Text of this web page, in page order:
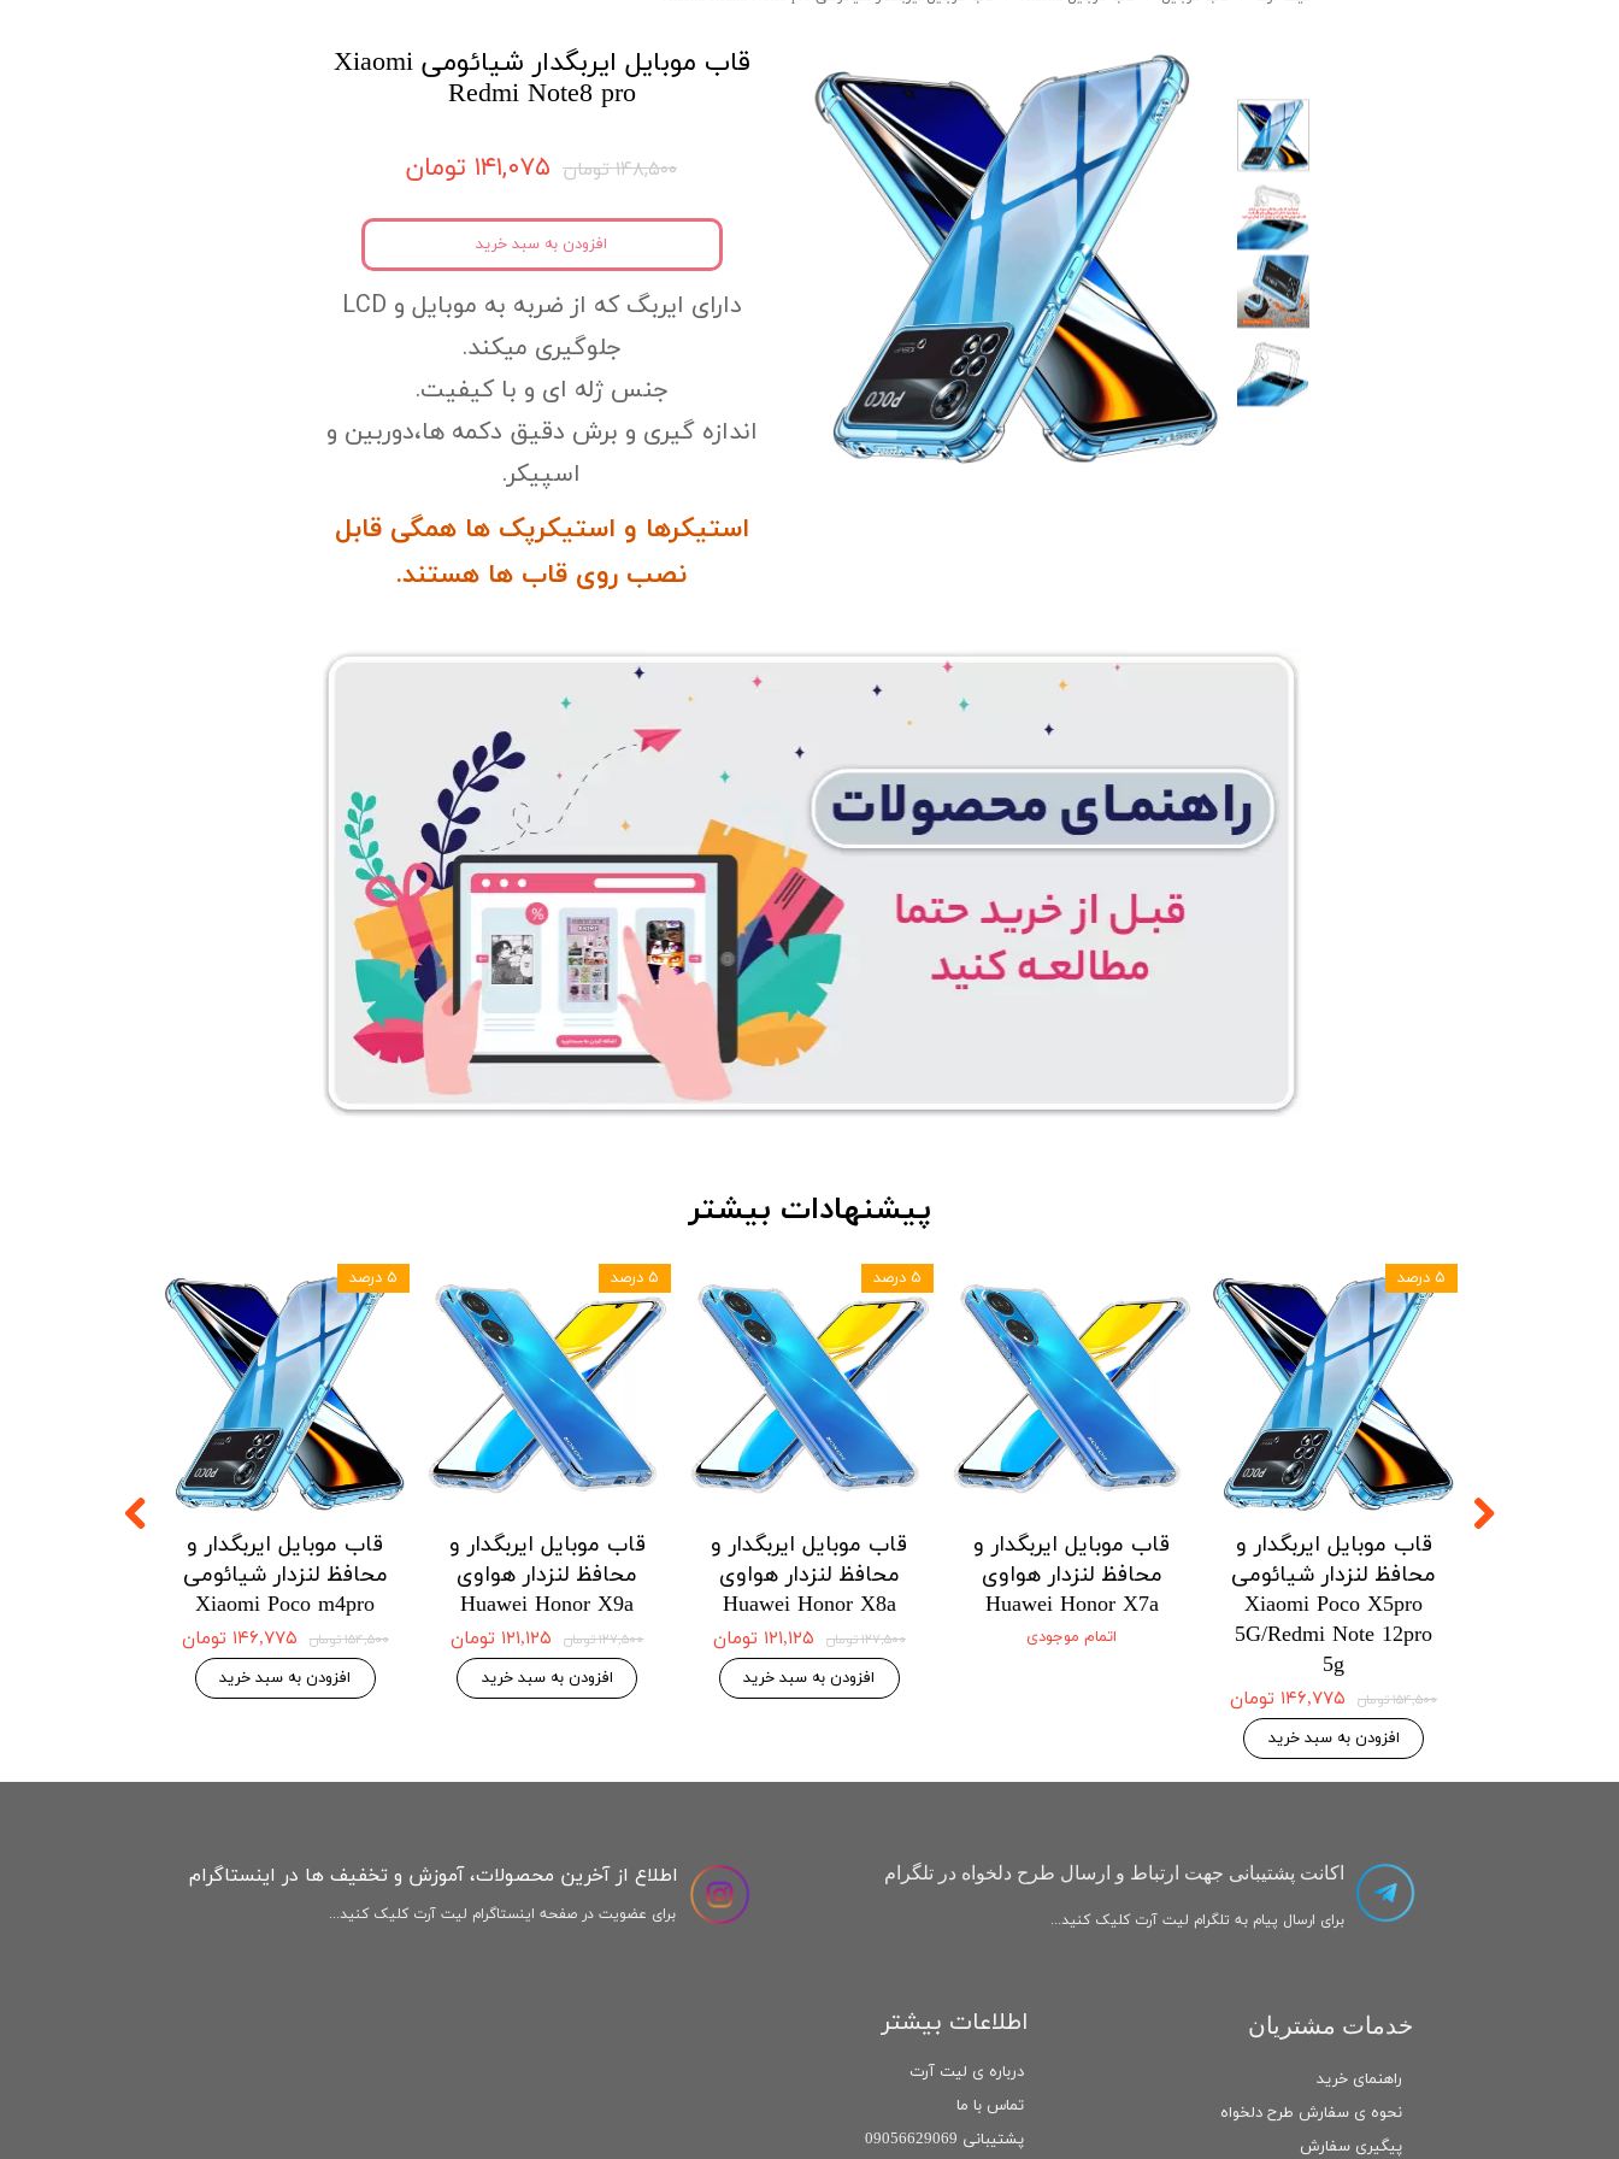
قاب موبایل ایربگدار شیائومی Xiaomi
Redmi Note8 pro
۱۴۸,۵۰۰ تومان ۱۴۱,۰۷۵ تومان
دارای ایربگ که از ضربه به موبایل
و LCD
جلوگیری میکند.
جنس ژله ای و با کیفیت.
اندازه گیری و برش دقیق دکمه ها،دوربین و
اسپیکر.
استیکرها و استیکرپک ها همگی قابل
نصب روی قاب ها هستند.
افزودن به سبد خرید
قاب موبایل ایربگدار و
محافظ لنزدار شیائومی
Xiaomi Poco m4pro
۱۵۴,۵۰۰ تومان ۱۴۶,۷۷۵ تومان
افزودن به سبد خرید
۵ درصد
قاب موبایل ایربگدار و
محافظ لنزدار هواوی
Huawei Honor X9a
۱۲۷,۵۰۰ تومان ۱۲۱,۱۲۵ تومان
افزودن به سبد خرید
۵ درصد
قاب موبایل ایربگدار و
محافظ لنزدار هواوی
Huawei Honor X8a
۱۲۷,۵۰۰ تومان ۱۲۱,۱۲۵ تومان
افزودن به سبد خرید
۵ درصد
قاب موبایل ایربگدار و
محافظ لنزدار هواوی
Huawei Honor X7a
اتمام موجودی
قاب موبایل ایربگدار و
محافظ لنزدار شیائومی
Xiaomi Poco X5pro
5G/Redmi Note 12pro
5g
۱۵۴,۵۰۰ تومان ۱۴۶,۷۷۵ تومان
افزودن به سبد خرید
۵ درصد
پیشنهادات بیشتر
راهنمای خرید
نحوه ی سفارش طرح دلخواه
پیگیری سفارش
خدمات مشتریان
اکانت پشتیبانی جهت ارتباط و ارسال طرح دلخواه در تلگرام
برای ارسال پیام به تلگرام لیت آرت کلیک کنید...
اطلاعات بیشتر
درباره ی لیت آرت
تماس با ما
پشتیبانی 09056629069
اطلاع از آخرین محصولات، آموزش و تخفیف ها در اینستاگرام
برای عضویت در صفحه اینستاگرام لیت آرت کلیک کنید...